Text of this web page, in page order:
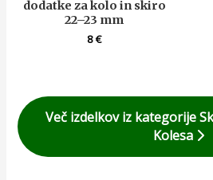
dodatke za kolo in skiro
22–23 mm
8€
Več izdelkov iz kategorije
Kolesa